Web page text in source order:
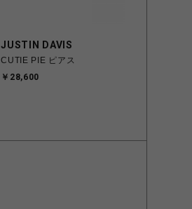
JUSTIN DAVIS
CUTIE PIE ピアス
￥28,600